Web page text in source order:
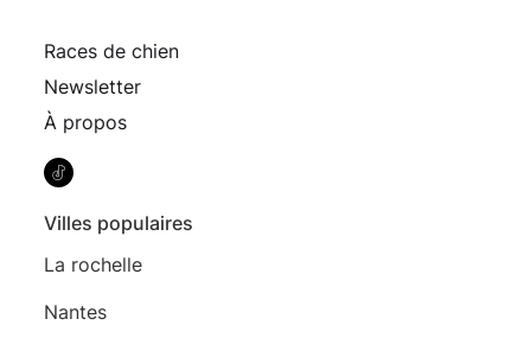
Races de chien
Newsletter
À propos
Villes populaires
La rochelle
Nantes